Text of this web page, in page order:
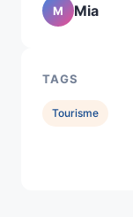
M Mia
TAGS
Tourisme